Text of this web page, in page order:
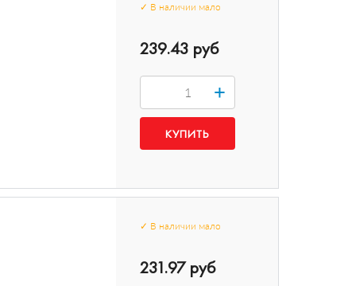
✓ В наличии мало
239.43 руб
+
✓ В наличии мало
231.97 руб